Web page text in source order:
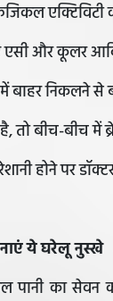
एक्टिविटी
एसी और कूलर
निकलने से
तो बीच-बीच में
होने पर
ये घरेलू नुस्खे
पानी का